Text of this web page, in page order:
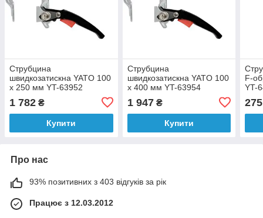
Струбцина
швидкозатискна YATO 100
x 250 мм YT-63952
1 782 ₴
Купити
Струбцина
швидкозатискна YATO 100
x 400 мм YT-63954
1 947₴
Купити
F-
YT-
275
Про нас
93% позитивних з 403 відгуків за рік
Працює з 12.03.2012